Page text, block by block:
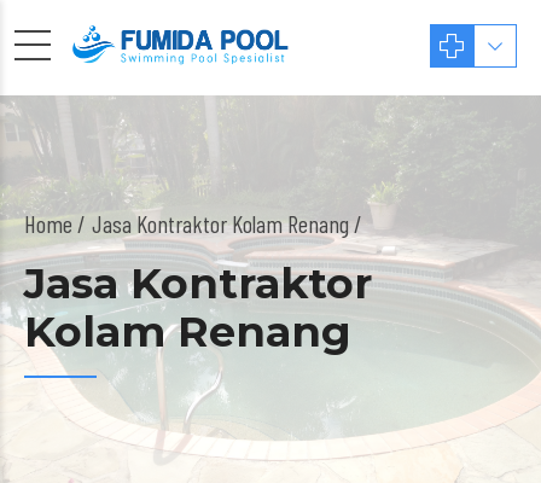
Home Jasa Kontraktor Kolam Renang /
Jasa Kontraktor
Kolam Renang